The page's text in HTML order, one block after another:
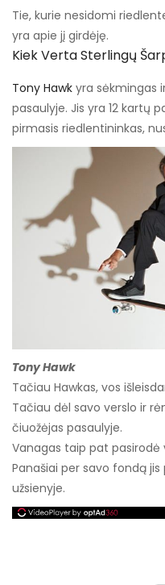
Tie, kurie nesidomi
yra apie jį girdėję.
Kiek Verta Sterlingų
Tony Hawk yra sėkmingas
pasaulyje. Jis yra 12 kartų
pirmasis riedlentininkas,
Tony Hawk
Tačiau Hawkas, vos
Tačiau dėl savo verslo ir
čiuožėjas pasaulyje.
Vanagas taip pat pasirodė
Panašiai per savo fondą
užsienyje.